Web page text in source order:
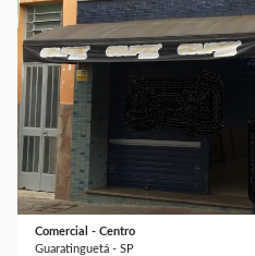
Comercial - Centro
Guaratinguetá - SP